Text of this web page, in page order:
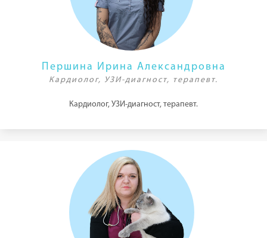
Першина Ирина Александровна
Кардиолог, УЗИ-диагност, терапевт.
Кардиолог, УЗИ-диагност, терапевт.